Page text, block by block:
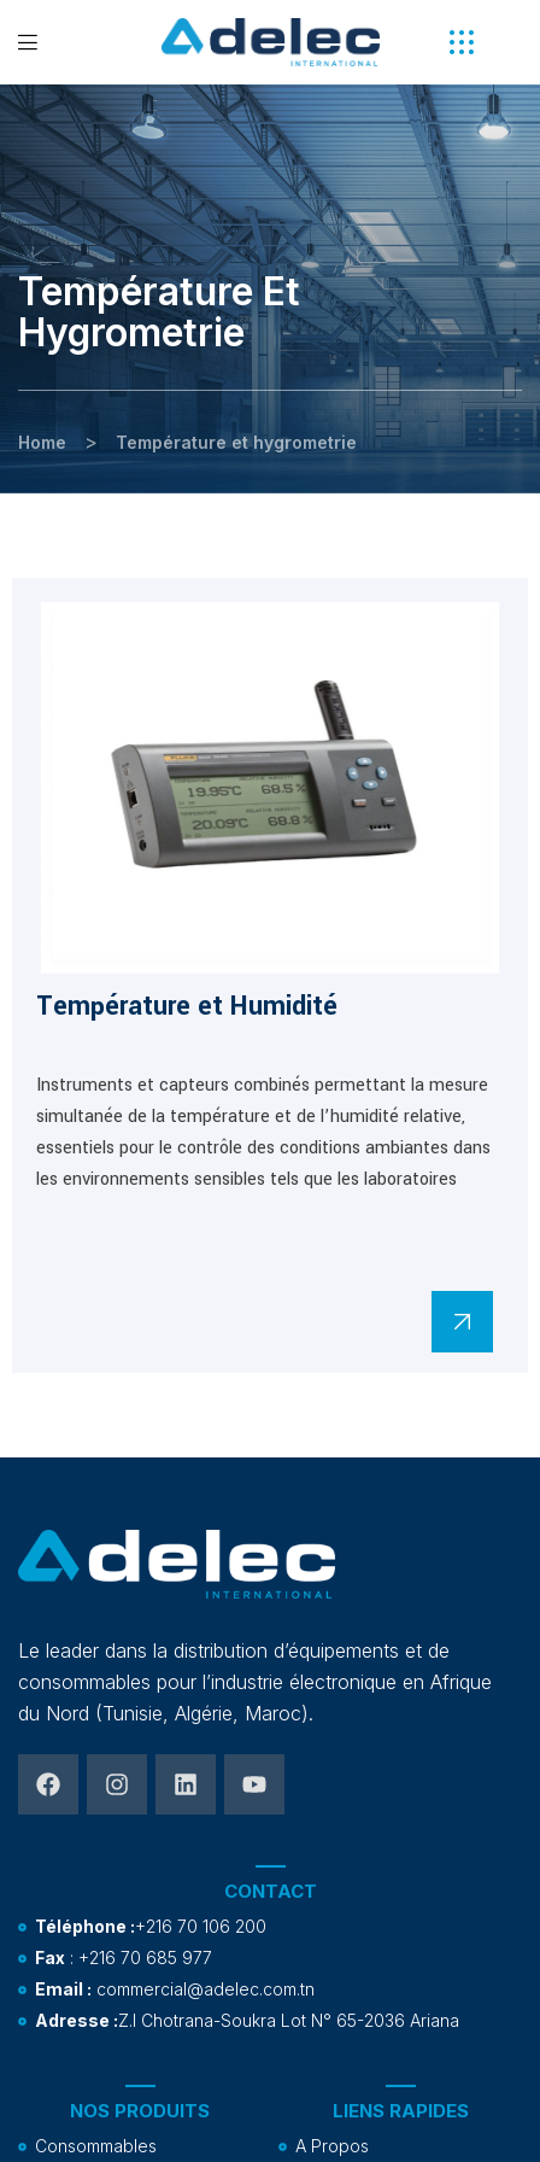
Température Et
Hygrometrie
Home > Température et hygrometrie
Température et Humidité
Instruments et capteurs combinés permettant la mesure
simultanée de la température et de l’humidité relative,
essentiels pour le contrôle des conditions ambiantes dans
les environnements sensibles tels que les laboratoires
Le leader dans la distribution d’équipements et de
consommables pour l’industrie électronique en Afrique
du Nord (Tunisie, Algérie, Maroc).
NOS PRODUITS
Consommables
LIENS RAPIDES
A Propos
CONTACT
Téléphone :+216 70 106 200
Fax : +216 70 685 977
Email : commercial@adelec.com.tn
Adresse :Z.I Chotrana-Soukra Lot N° 65-2036 Ariana